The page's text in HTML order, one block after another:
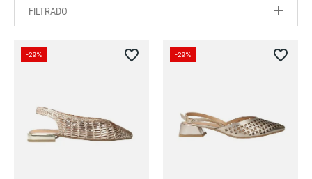
FILTRADO
-29% favorite_border -29% favorite_border